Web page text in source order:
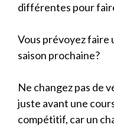
différentes pour
Vous prévoyez faire
saison prochaine?
Ne changez pas de
juste avant une
compétitif, car un